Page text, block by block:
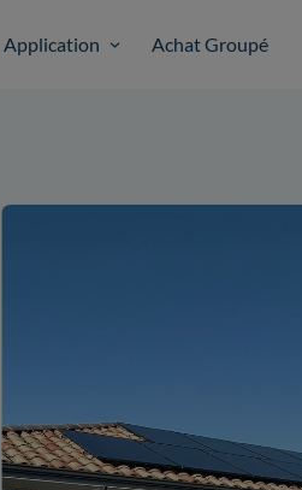
Application Achat Groupé